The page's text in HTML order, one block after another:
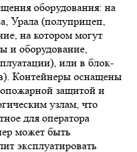
оборудования: на
Урала (полуприцеп,
на котором могут
и оборудование,
или в блок-
Контейнеры оснащены
защитой и
узлам, что
для оператора
может быть
эксплуатировать